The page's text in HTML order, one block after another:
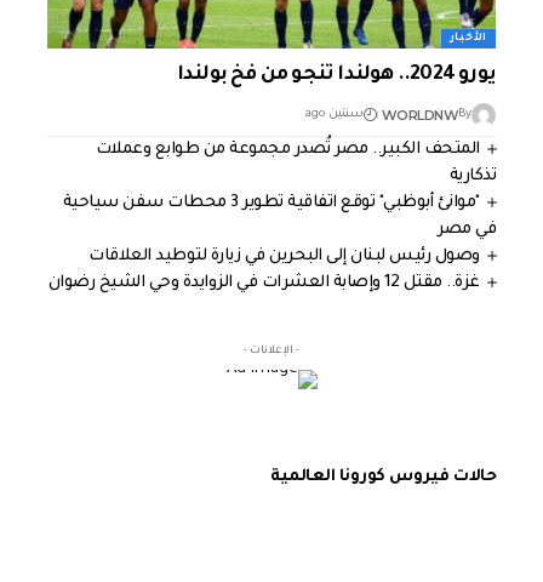
الأخبار
يورو 2024.. هولندا تنجو من فخ بولندا
By
WORLDNW سنتين ago
المتحف الكبير.. مصر تُصدر مجموعة من طوابع وعملات
تذكارية
"موانئ أبوظبي" توقع اتفاقية تطوير 3 محطات سفن سياحية
في مصر
وصول رئيس لبنان إلى البحرين في زيارة لتوطيد العلاقات
غزة.. مقتل 12 وإصابة العشرات في الزوايدة وحي الشيخ رضوان
- الإعلانات -
حالات فيروس كورونا العالمية